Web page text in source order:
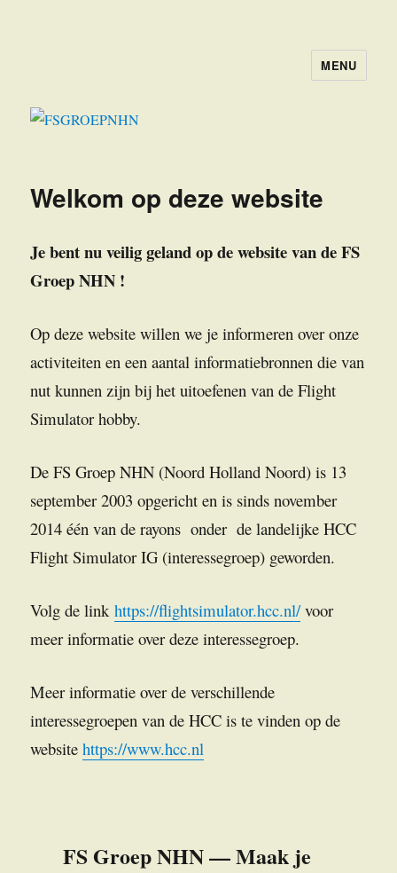
MENU
Welkom op deze website
Je bent nu veilig geland op de website van de FS
Groep NHN !
Op deze website willen we je informeren over onze
activiteiten en een aantal informatiebronnen die van
nut kunnen zijn bij het uitoefenen van de Flight
Simulator hobby.
De FS Groep NHN (Noord Holland Noord) is 13
september 2003 opgericht en is sinds november
2014 één van de rayons onder de landelijke HCC
Flight Simulator IG (interessegroep) geworden.
Volg de linkhttps://flightsimulator.hcc.nl/voor
meer informatie over deze interessegroep.
Meer informatie over de verschillende
interessegroepen van de HCC is te vinden op de
websitehttps://www.hcc.nl
FS Groep NHN — Maak je